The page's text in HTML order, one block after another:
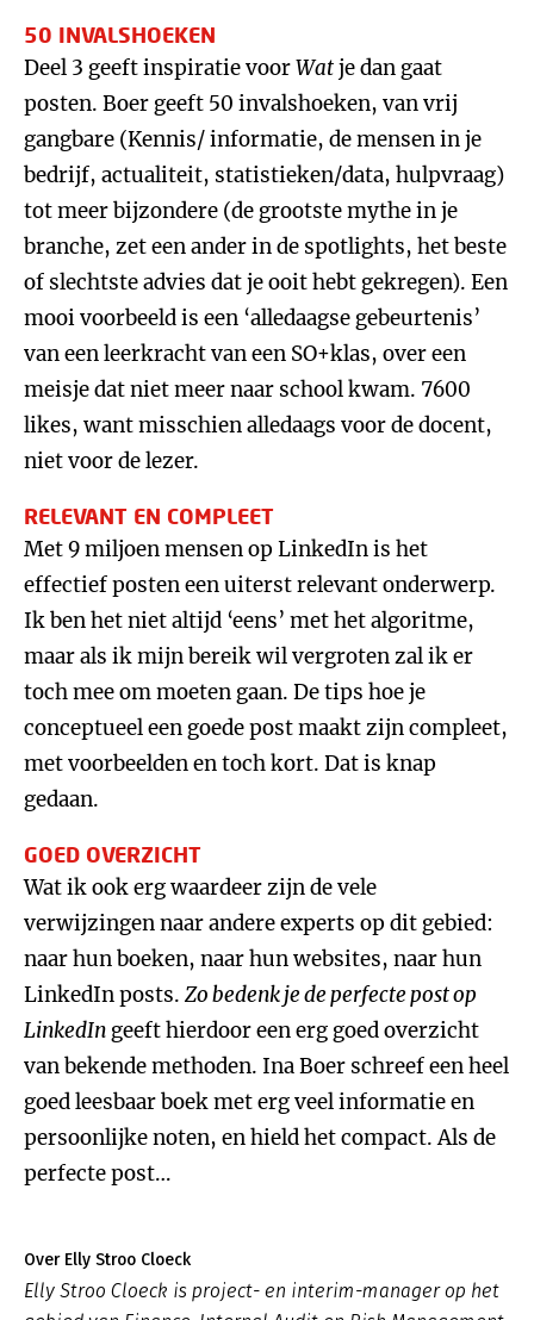
50 INVALSHOEKEN
Deel 3 geeft inspiratie voorWatje dan gaat
posten. Boer geeft 50 invalshoeken, van vrij
gangbare (Kennis/ informatie, de mensen in je
bedrijf, actualiteit, statistieken/data, hulpvraag)
tot meer bijzondere (de grootste mythe in je
branche, zet een ander in de spotlights, het beste
of slechtste advies dat je ooit hebt gekregen). Een
mooi voorbeeld is een ‘alledaagse gebeurtenis’
van een leerkracht van een SO+klas, over een
meisje dat niet meer naar school kwam. 7600
likes, want misschien alledaags voor de docent,
niet voor de lezer.
RELEVANT EN COMPLEET
Met 9 miljoen mensen op LinkedIn is het
effectief posten een uiterst relevant onderwerp.
Ik ben het niet altijd ‘eens’ met het algoritme,
maar als ik mijn bereik wil vergroten zal ik er
toch mee om moeten gaan. De tips hoe je
conceptueel een goede post maakt zijn compleet,
met voorbeelden en toch kort. Dat is knap
gedaan.
GOED OVERZICHT
Wat ik ook erg waardeer zijn de vele
verwijzingen naar andere experts op dit gebied:
naar hun boeken, naar hun websites, naar hun
LinkedIn posts. Zo bedenk je de perfecte post op
LinkedIn geeft hierdoor een erg goed overzicht
van bekende methoden. Ina Boer schreef een heel
goed leesbaar boek met erg veel informatie en
persoonlijke noten, en hield het compact. Als de
perfecte post…
Over Elly Stroo Cloeck
Elly Stroo Cloeck is project- en interim-manager op het